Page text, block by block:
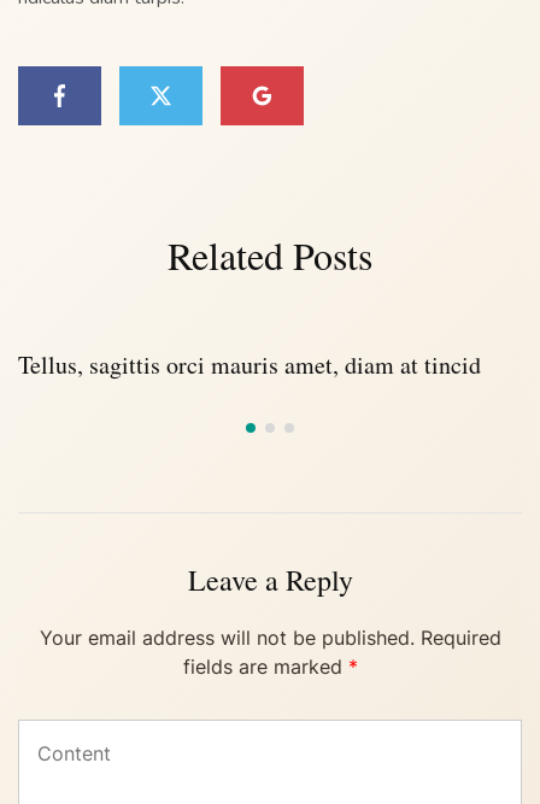
Related Posts
Tellus, sagittis orci mauris amet, diam at tincid
Leave a Reply
Your email address will not be published. Required
fields are marked *